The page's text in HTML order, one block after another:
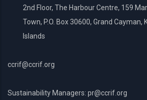
2nd Floor, The Harbour Centre, 159
Town, P.O. Box 30600, Grand Cayman,
Islands
ccrif@ccrif.org
Sustainability Managers: pr@ccrif.org